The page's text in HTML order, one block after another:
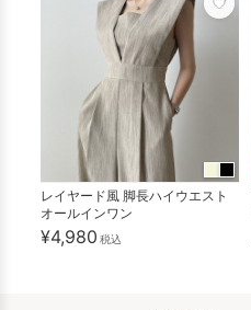
レイヤード風 脚長ハイウエスト
オールインワン
¥4,980 税込